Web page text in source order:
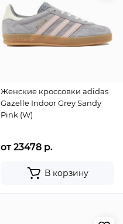
Женские кроссовки adidas
Gazelle Indoor Grey Sandy
Pink (W)
от 23478 р.
В корзину